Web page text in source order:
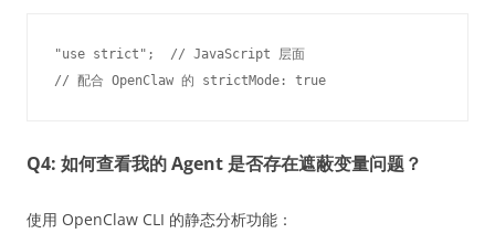
"use strict";  // JavaScript 层面
Q4: 如何查看我的 Agent 是否存在遮蔽变量问题？
使用 OpenClaw CLI 的静态分析功能：